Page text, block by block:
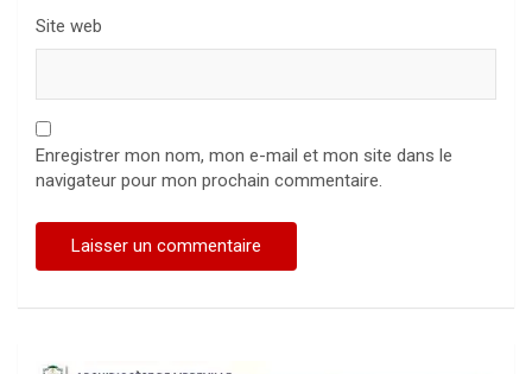
Site web
Enregistrer mon nom, mon e-mail et mon site dans le
navigateur pour mon prochain commentaire.